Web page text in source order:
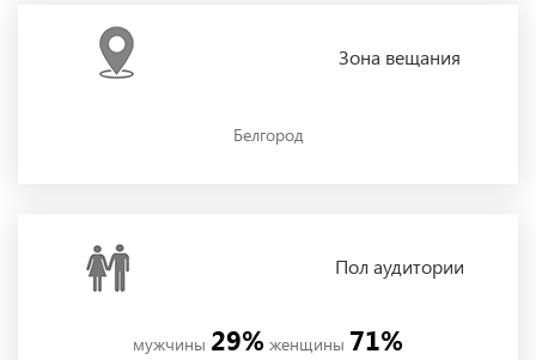
Зона вещания
Белгород
Полаудитории
мужчины 29% женщины 71%